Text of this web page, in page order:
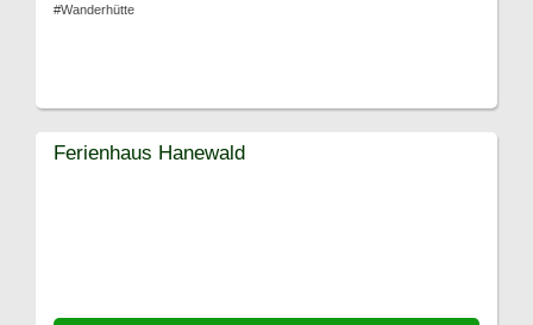
#Wanderhütte
Ferienhaus Hanewald